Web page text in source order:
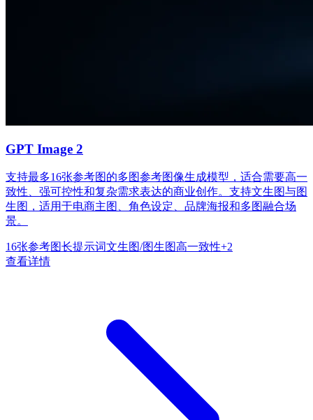
GPT Image 2
支持最多16张参考图的多图参考图像生成模型，适合需要高一
致性、强可控性和复杂需求表达的商业创作。支持文生图与图
生图，适用于电商主图、角色设定、品牌海报和多图融合场
景。
16张参考图长提示词文生图/图生图高一致性+2
查看详情